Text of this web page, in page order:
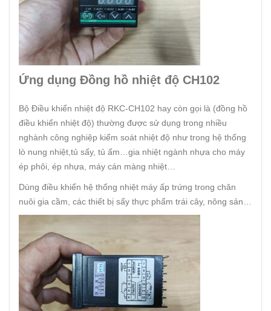
Ứng dụng Đồng hồ nhiệt độ CH102
Bộ Điều khiển nhiệt độ RKC-CH102 hay còn gọi là (đồng hồ
điều khiển nhiệt độ) thường được sử dụng trong nhiều
nghành công nghiệp kiểm soát nhiệt độ như trong hệ thống
lò nung nhiệt,tủ sấy, tủ ấm…gia nhiệt ngành nhựa cho máy
ép phôi, ép nhựa, máy cán màng nhiệt…
Dùng điều khiển hệ thống nhiệt máy ấp trứng trong chăn
nuôi gia cầm, các thiết bị sấy thực phẩm trái cây, nông sản…